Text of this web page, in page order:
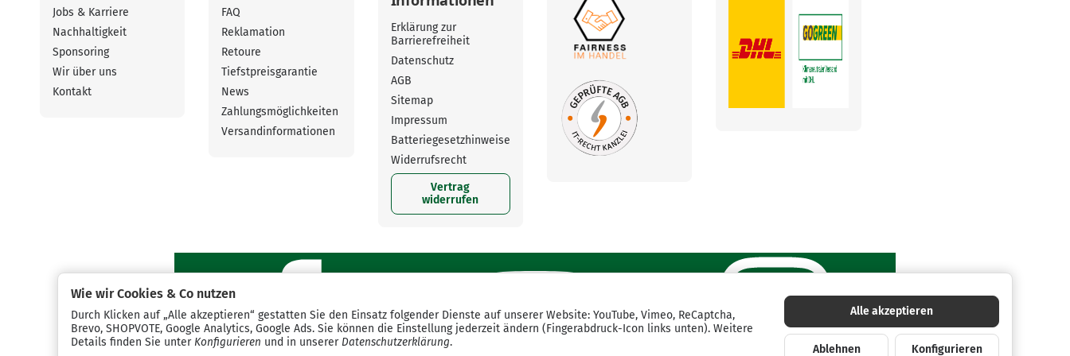
Jobs & Karriere
Nachhaltigkeit
Sponsoring
Wir über uns
Kontakt
FAQ
Reklamation
Retoure
Tiefstpreisgarantie
News
Zahlungsmöglichkeiten
Versandinformationen
Erklärung zur
Barrierefreiheit
Datenschutz
AGB
Sitemap
Impressum
Batteriegesetzhinweise
Widerrufsrecht
Vertrag
widerrufen
Alle akzeptieren
Ablehnen Konfigurieren
Wie wir Cookies & Co nutzen
Durch Klicken auf „Alle akzeptieren“ gestatten Sie den Einsatz folgender Dienste auf unserer Website: YouTube, Vimeo, ReCaptcha,
Brevo, SHOPVOTE, Google Analytics, Google Ads. Sie können die Einstellung jederzeit ändern (Fingerabdruck-Icon links unten). Weitere
Details finden Sie unter Konfigurieren und in unserer Datenschutzerklärung.